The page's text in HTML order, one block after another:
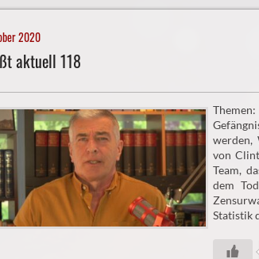
2020
aktuell 118
werden,
von
Team,
dem
Statistik